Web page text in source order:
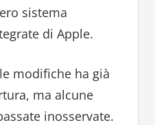
sistema
di Apple.
modifiche ha già
ma alcune
inosservate.